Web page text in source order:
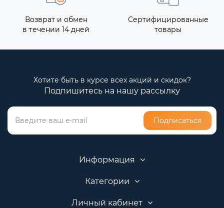
Возврат и обмен
в течении 14 дней
Сертифицированные
товары
Хотите быть в курсе всех акций и скидок?
Подпишитесь на нашу рассылку
Подписаться
Информация
Категории
Личный кабинет